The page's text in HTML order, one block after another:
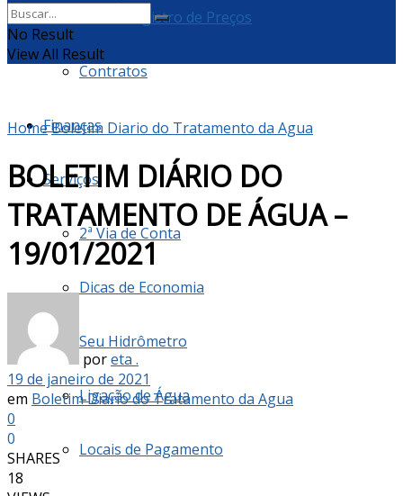
Ata de Registro de Preços
Contratos
Finanças
Serviços
2ª Via de Conta
Dicas de Economia
Seu Hidrômetro
Ligação de Água
Locais de Pagamento
No Result
View All Result
HomeBoletim Diario do Tratamento da Agua
BOLETIM DIÁRIO DO
TRATAMENTO DE ÁGUA –
19/01/2021
poreta .
19 de janeiro de 2021
em Boletim Diario do Tratamento da Agua
0
0
SHARES
18